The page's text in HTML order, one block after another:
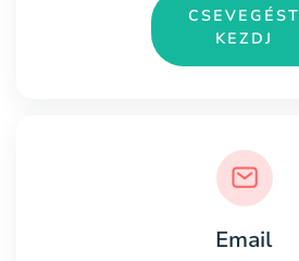
CSEVEGÉST
KEZDJ
Email